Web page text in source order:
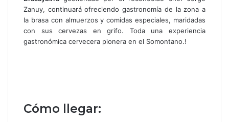
Zanuy, continuará ofreciendo gastronomía de la zona a
la brasa con almuerzos y comidas especiales, maridadas
con sus cervezas en grifo. Toda una experiencia
gastronómica cervecera pionera en el Somontano.!
Cómo llegar: